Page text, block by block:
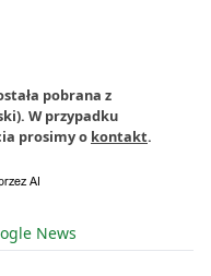
pobrana z
W przypadku
prosimy o kontakt.
News